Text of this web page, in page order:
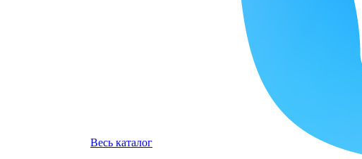
Весь каталог